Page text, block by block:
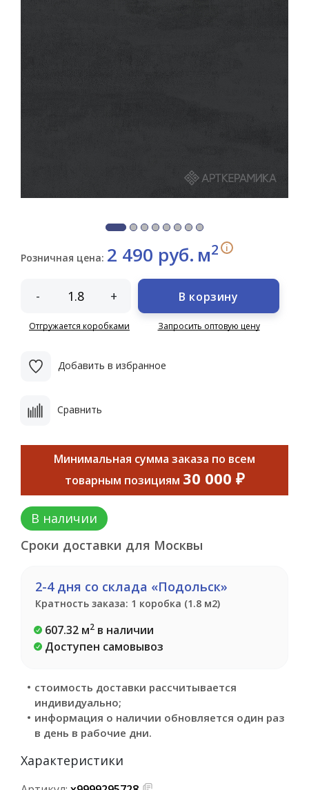
Розничная цена: 2 490 руб. м2 i
- +
Отгружается коробками
В корзину
Запросить оптовую цену
Добавить в избранное
Сравнить
Минимальная сумма заказа по всем
товарным позициям 30 000 ₽
В наличии
Сроки доставки для Москвы
2-4 дня со склада «Подольск»
Кратность заказа: 1 коробка (1.8 м2)
607.32 м2 в наличии
Доступен самовывоз
стоимость доставки рассчитывается
индивидуально;
информация о наличии обновляется один раз
в день в рабочие дни.
Характеристики